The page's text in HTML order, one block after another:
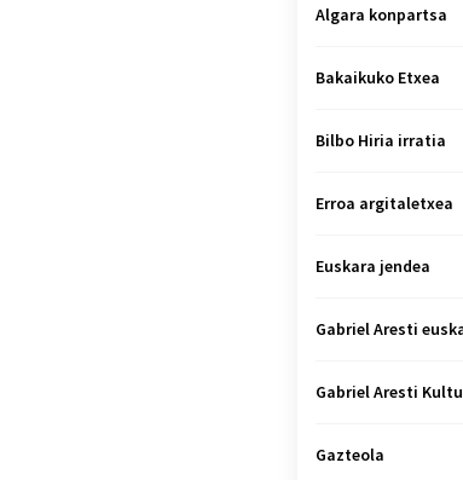
Algara konpartsa
Bakaikuko Etxea
Bilbo Hiria irratia
Erroa argitaletxea
Euskara jendea
Gabriel Aresti
Gabriel Aresti
Gazteola